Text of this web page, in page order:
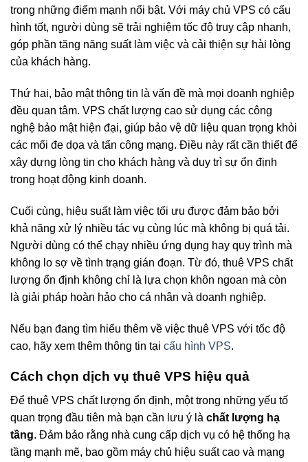
trong những điểm mạnh nổi bật. Với máy chủ VPS có cấu
hình tốt, người dùng sẽ trải nghiệm tốc độ truy cập nhanh,
góp phần tăng năng suất làm việc và cải thiện sự hài lòng
của khách hàng.
Thứ hai, bảo mật thông tin là vấn đề mà mọi doanh nghiệp
đều quan tâm. VPS chất lượng cao sử dụng các công
nghệ bảo mật hiện đại, giúp bảo vệ dữ liệu quan trọng khỏi
các mối đe dọa và tấn công mạng. Điều này rất cần thiết để
xây dựng lòng tin cho khách hàng và duy trì sự ổn định
trong hoạt động kinh doanh.
Cuối cùng, hiệu suất làm việc tối ưu được đảm bảo bởi
khả năng xử lý nhiều tác vụ cùng lúc mà không bị quá tải.
Người dùng có thể chạy nhiều ứng dụng hay quy trình mà
không lo sợ về tình trạng gián đoạn. Từ đó, thuê VPS chất
lượng ổn định không chỉ là lựa chọn khôn ngoan mà còn
là giải pháp hoàn hảo cho cá nhân và doanh nghiệp.
Nếu bạn đang tìm hiểu thêm về việc thuê VPS với tốc độ
cao, hãy xem thêm thông tin tại cấu hình VPS.
Cách chọn dịch vụ thuê VPS hiệu quả
Để thuê VPS chất lượng ổn định, một trong những yếu tố
quan trọng đầu tiên mà bạn cần lưu ý là chất lượng hạ
tầng. Đảm bảo rằng nhà cung cấp dịch vụ có hệ thống hạ
tầng mạnh mẽ, bao gồm máy chủ hiệu suất cao và mạng